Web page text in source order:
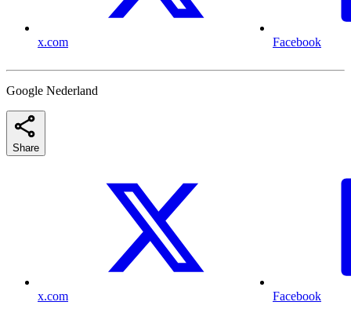
x.com Facebook
Google Nederland
Share
x.com Facebook